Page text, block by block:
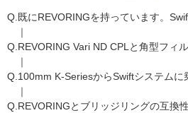
Q.既にREVORINGを持っています。
｜
Q.REVORING Vari ND CPLと角型フィ
｜
Q.100mm K-SeriesからSwiftシステムに
｜
Q.REVORINGとブリッジリングの互換